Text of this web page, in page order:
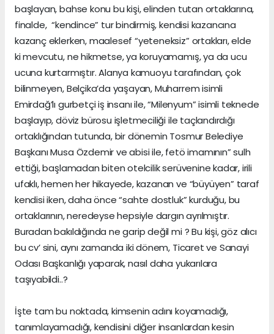
başlayan, bahse konu bu kişi, elinden tutan ortaklarına,
finalde, “kendince” tur bindirmiş, kendisi kazancına
kazanç eklerken, maalesef “yeteneksiz” ortakları, elde
ki mevcutu, ne hikmetse, ya koruyamamış, ya da ucu
ucuna kurtarmıştır. Alanya kamuoyu tarafından, çok
bilinmeyen, Belçika’da yaşayan, Muharrem isimli
Emirdağ’lı gurbetçi iş insanı ile, “Milenyum” isimli teknede
başlayıp, döviz bürosu işletmeciliği ile taçlandırdığı
ortaklığından tutunda, bir dönemin Tosmur Belediye
Başkanı Musa Özdemir ve abisi ile, fetö imamının” sulh
ettiği, başlamadan biten otelcilik serüvenine kadar, irili
ufaklı, hemen her hikayede, kazanan ve “büyüyen” taraf
kendisi iken, daha önce “sahte dostluk” kurduğu, bu
ortaklarının, neredeyse hepsiyle dargın ayrılmıştır.
Buradan bakıldığında ne garip değil mi ? Bu kişi, göz alıcı
bu cv’ sini, aynı zamanda iki dönem, Ticaret ve Sanayi
Odası Başkanlığı yaparak, nasıl daha yukarılara
taşıyabildi..?
İşte tam bu noktada, kimsenin adını koyamadığı,
tanımlayamadığı, kendisini diğer insanlardan kesin